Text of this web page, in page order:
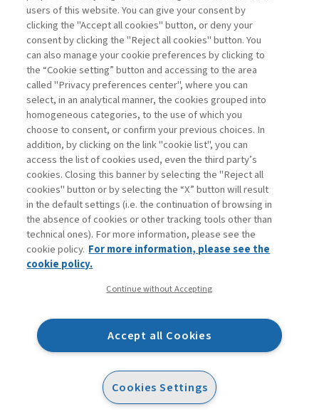
Vai all'archivio
Contatti
Abbonamenti
Archivio rubriche
Privacy
Dichiarazione di accessibilità
Mappa del sito
users of this website. You can give your consent by
clicking the "Accept all cookies" button, or deny your
consent by clicking the "Reject all cookies" button. You
can also manage your cookie preferences by clicking to
the “Cookie setting” button and accessing to the area
called "Privacy preferences center", where you can
select, in an analytical manner, the cookies grouped into
homogeneous categories, to the use of which you
choose to consent, or confirm your previous choices. In
addition, by clicking on the link "cookie list", you can
access the list of cookies used, even the third party’s
cookies. Closing this banner by selecting the "Reject all
cookies" button or by selecting the “X” button will result
in the default settings (i.e. the continuation of browsing in
the absence of cookies or other tracking tools other than
technical ones). For more information, please see the
cookie policy. For more information, please see the
cookie policy.
Continue without Accepting
Accept all Cookies
Cookies Settings